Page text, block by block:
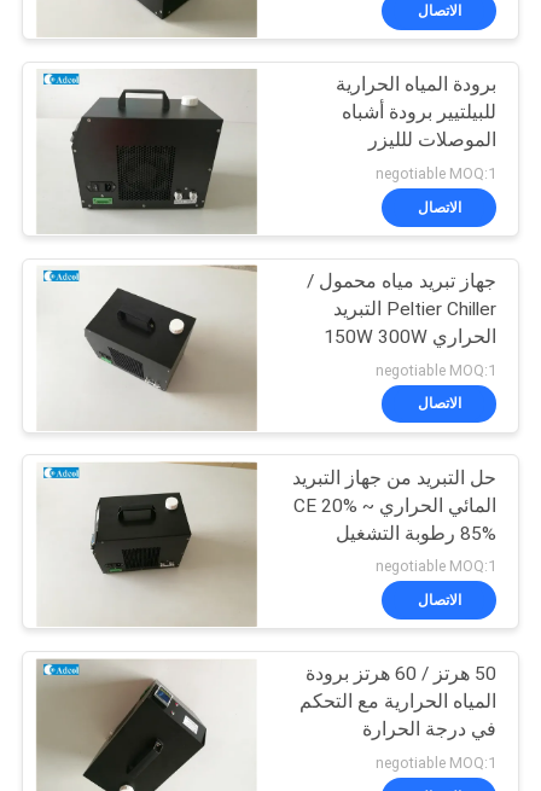
الاتصال
برودة المياه الحرارية
للبيلتيير برودة أشباه
الموصلات للليزر
negotiable MOQ:1
الاتصال
جهاز تبريد مياه محمول /
Peltier Chiller التبريد
الحراري 150W 300W
negotiable MOQ:1
الاتصال
حل التبريد من جهاز التبريد
المائي الحراري CE 20% ~
85% رطوبة التشغيل
negotiable MOQ:1
الاتصال
50 هرتز / 60 هرتز برودة
المياه الحرارية مع التحكم
في درجة الحرارة
negotiable MOQ:1